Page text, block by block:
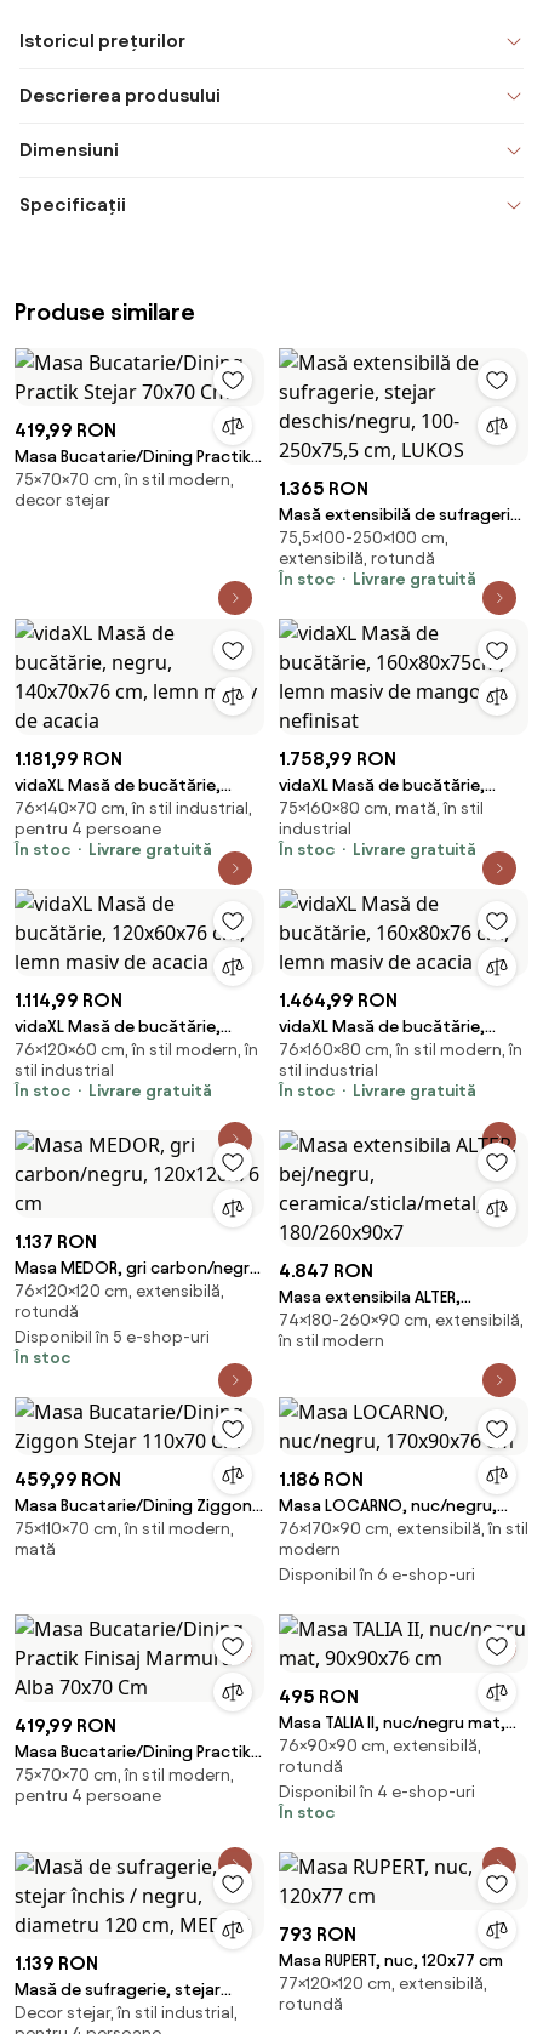
Istoricul prețurilor
Descrierea produsului
Dimensiuni
Specificații
Produse similare
419,99 RON
Masa Bucatarie/Dining Practik
Stejar 70x70 Cm
75×70×70 cm, în stil modern,
decor stejar
1.365 RON
Masă extensibilă de sufragerie,
stejar deschis/negru, 100-
250x75,5 cm, LUKOS
75,5×100-250×100 cm,
extensibilă, rotundă
În stoc
Livrare gratuită
1.181,99 RON
vidaXL Masă de bucătărie,
negru, 140x70x76 cm, lemn
masiv de acacia
76×140×70 cm, în stil industrial,
pentru 4 persoane
În stoc
Livrare gratuită
1.758,99 RON
vidaXL Masă de bucătărie,
160x80x75cm, lemn masiv de
mango nefinisat
75×160×80 cm, mată, în stil
industrial
În stoc
Livrare gratuită
1.114,99 RON
vidaXL Masă de bucătărie,
120x60x76 cm, lemn masiv de
acacia
76×120×60 cm, în stil modern, în
stil industrial
În stoc
Livrare gratuită
1.464,99 RON
vidaXL Masă de bucătărie,
160x80x76 cm, lemn masiv de
acacia
76×160×80 cm, în stil modern, în
stil industrial
În stoc
Livrare gratuită
1.137 RON
Masa MEDOR, gri carbon/negru,
120x120x76 cm
76×120×120 cm, extensibilă,
rotundă
Disponibil în 5 e-shop-uri
În stoc
4.847 RON
Masa extensibila ALTER,
bej/negru,
ceramica/sticla/metal,
74×180-260×90 cm, extensibilă,
în stil modern
459,99 RON
Masa Bucatarie/Dining Ziggon
Stejar 110x70 Cm
75×110×70 cm, în stil modern,
mată
1.186 RON
Masa LOCARNO, nuc/negru,
170x90x76 cm
76×170×90 cm, extensibilă, în stil
modern
Disponibil în 6 e-shop-uri
419,99 RON
Masa Bucatarie/Dining Practik
Finisaj Marmura Alba 70x70 Cm
75×70×70 cm, în stil modern,
pentru 4 persoane
495 RON
Masa TALIA II, nuc/negru mat,
90x90x76 cm
76×90×90 cm, extensibilă,
rotundă
Disponibil în 4 e-shop-uri
În stoc
1.139 RON
Masă de sufragerie, stejar
închis / negru, diametru 120 cm,
Decor stejar, în stil industrial,
793 RON
Masa RUPERT, nuc, 120x77 cm
77×120×120 cm, extensibilă,
rotundă